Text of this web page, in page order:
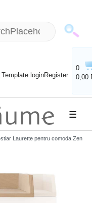
0
0,00
☰
Laurette pentru comoda Zen